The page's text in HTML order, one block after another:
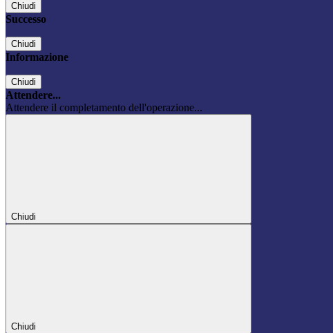
Chiudi
Successo
Chiudi
Informazione
Chiudi
Attendere...
Attendere il completamento dell'operazione...
Chiudi
Chiudi